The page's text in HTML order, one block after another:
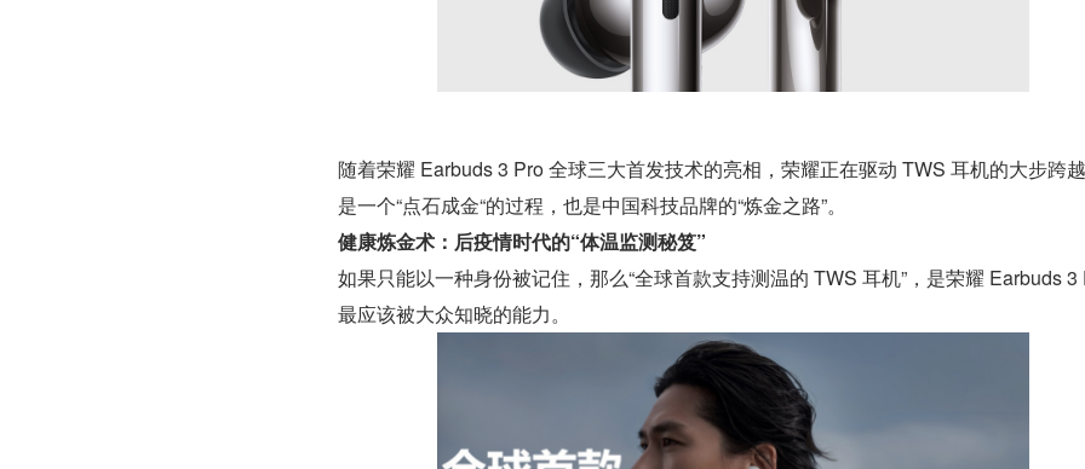
随着荣耀 Earbuds 3 Pro 全球三大首发技术的亮相，荣耀正在驱动 TWS 耳机的大步跨
是一个“点石成金“的过程，也是中国科技品牌的“炼金之路”。
健康炼金术：后疫情时代的“体温监测秘笈”
如果只能以一种身份被记住，那么“全球首款支持测温的 TWS 耳机”，是荣耀 Earbuds 3
最应该被大众知晓的能力。